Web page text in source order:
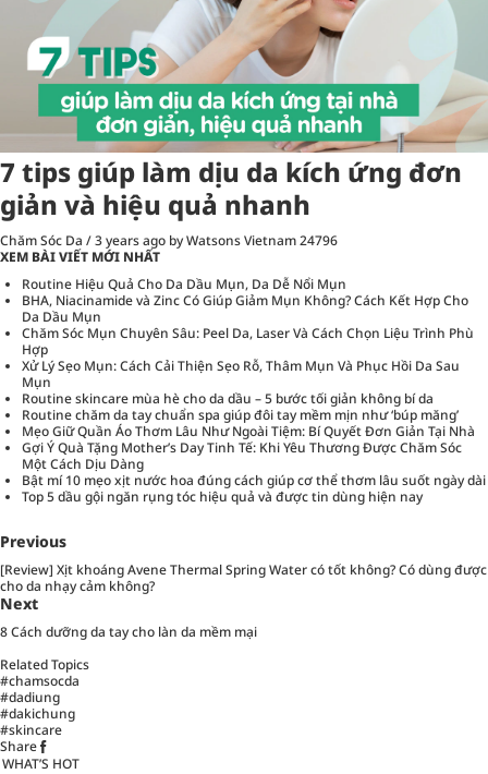
7 tips giúp làm dịu da kích ứng đơn
giản và hiệu quả nhanh
Chăm Sóc Da /3 years ago by Watsons Vietnam24796
XEM BÀI VIẾT MỚI NHẤT
Routine Hiệu Quả Cho Da Dầu Mụn, Da Dễ Nổi Mụn
BHA, Niacinamide và Zinc Có Giúp Giảm Mụn Không? Cách Kết Hợp Cho
Da Dầu Mụn
Chăm Sóc Mụn Chuyên Sâu: Peel Da, Laser Và Cách Chọn Liệu Trình Phù
Hợp
Xử Lý Sẹo Mụn: Cách Cải Thiện Sẹo Rỗ, Thâm Mụn Và Phục Hồi Da Sau
Mụn
Routine skincare mùa hè cho da dầu – 5 bước tối giản không bí da
Routine chăm da tay chuẩn spa giúp đôi tay mềm mịn như ‘búp măng’
Mẹo Giữ Quần Áo Thơm Lâu Như Ngoài Tiệm: Bí Quyết Đơn Giản Tại Nhà
Gợi Ý Quà Tặng Mother’s Day Tinh Tế: Khi Yêu Thương Được Chăm Sóc
Một Cách Dịu Dàng
Bật mí 10 mẹo xịt nước hoa đúng cách giúp cơ thể thơm lâu suốt ngày dài
Top 5 dầu gội ngăn rụng tóc hiệu quả và được tin dùng hiện nay
Previous
[Review] Xịt khoáng Avene Thermal Spring Water có tốt không? Có dùng được
cho da nhạy cảm không?
Next
8 Cách dưỡng da tay cho làn da mềm mại
Related Topics
#chamsocda
#dadiung
#dakichung
#skincare
Share
WHAT’S HOT